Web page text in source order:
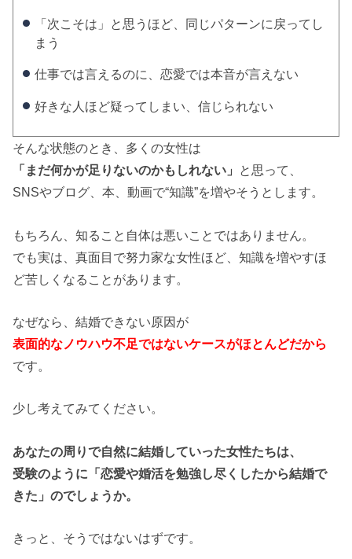
「次こそは」と思うほど、同じパターンに戻ってし
まう
仕事では言えるのに、恋愛では本音が言えない
好きな人ほど疑ってしまい、信じられない
そんな状態のとき、多くの女性は
「まだ何かが足りないのかもしれない」 と思って、
SNSやブログ、本、動画で“知識”を増やそうとします。
もちろん、知ること自体は悪いことではありません。
でも実は、真面目で努力家な女性ほど、知識を増やすほ
ど苦しくなることがあります。
なぜなら、結婚できない原因が
表面的なノウハウ不足ではないケースがほとんどだから
です。
少し考えてみてください。
あなたの周りで自然に結婚していった女性たちは、
受験のように「恋愛や婚活を勉強し尽くしたから結婚で
きた」のでしょうか。
きっと、そうではないはずです。